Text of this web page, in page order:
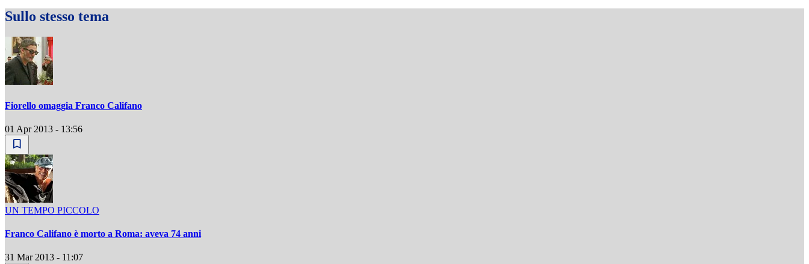
Sullo stesso tema
Fiorello omaggia Franco Califano
01 Apr 2013 - 13:56
UN TEMPO PICCOLO
Franco Califano è morto a Roma: aveva 74 anni
31 Mar 2013 - 11:07